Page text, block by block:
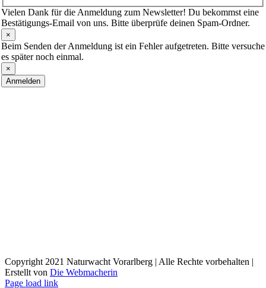
Vielen Dank für die Anmeldung zum Newsletter! Du bekommst eine
Bestätigungs-Email von uns. Bitte überprüfe deinen Spam-Ordner.
×
Beim Senden der Anmeldung ist ein Fehler aufgetreten. Bitte versuche
es später noch einmal.
×
Anmelden
Copyright 2021 Naturwacht Vorarlberg | Alle Rechte vorbehalten |
Erstellt von Die Webmacherin
Page load link